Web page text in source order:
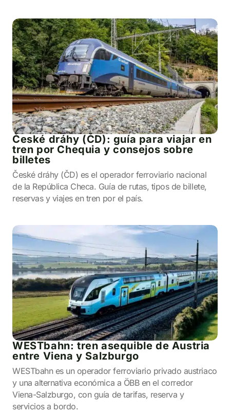
České dráhy (ČD): guía para viajar en
tren por Chequia y consejos sobre
billetes
České dráhy (ČD) es el operador ferroviario nacional
de la República Checa. Guía de rutas, tipos de billete,
reservas y viajes en tren por el país.
WESTbahn: tren asequible de Austria
entre Viena y Salzburgo
WESTbahn es un operador ferroviario privado austriaco
y una alternativa económica a ÖBB en el corredor
Viena-Salzburgo, con guía de tarifas, reserva y
servicios a bordo.